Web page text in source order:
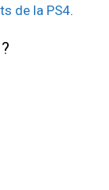
de la PS4.